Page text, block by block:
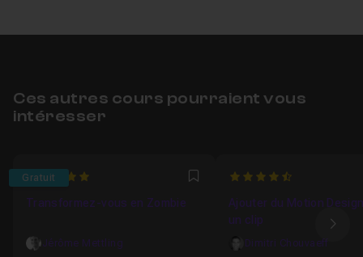
Ces autres cours pourraient vous
intéresser
Gratuit
5 Favori
Transformez-vous en Zombie
Jérôme Mettling
4.3666666666667
Ajouter du Motion
un clip
Dimitri Chouvaeff